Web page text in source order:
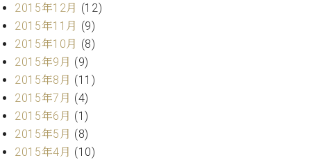
C.BECHSTEIN
Digital(ベ
ヒ
シ
ュ
タ
イ
ン
デ
ジ
ピア
ノ特
選中
古】
イ
ベ
ン
ト
情
報
2015年12月 (12)
2015年11月 (9)
2015年10月 (8)
2015年9月 (9)
2015年8月 (11)
2015年7月 (4)
2015年6月 (1)
2015年5月 (8)
2015年4月 (10)